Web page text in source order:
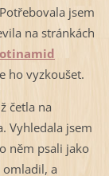
jsem
na stránkách
ho vyzkoušet.
četla na
Vyhledala jsem
něm psali jako
omladil, a